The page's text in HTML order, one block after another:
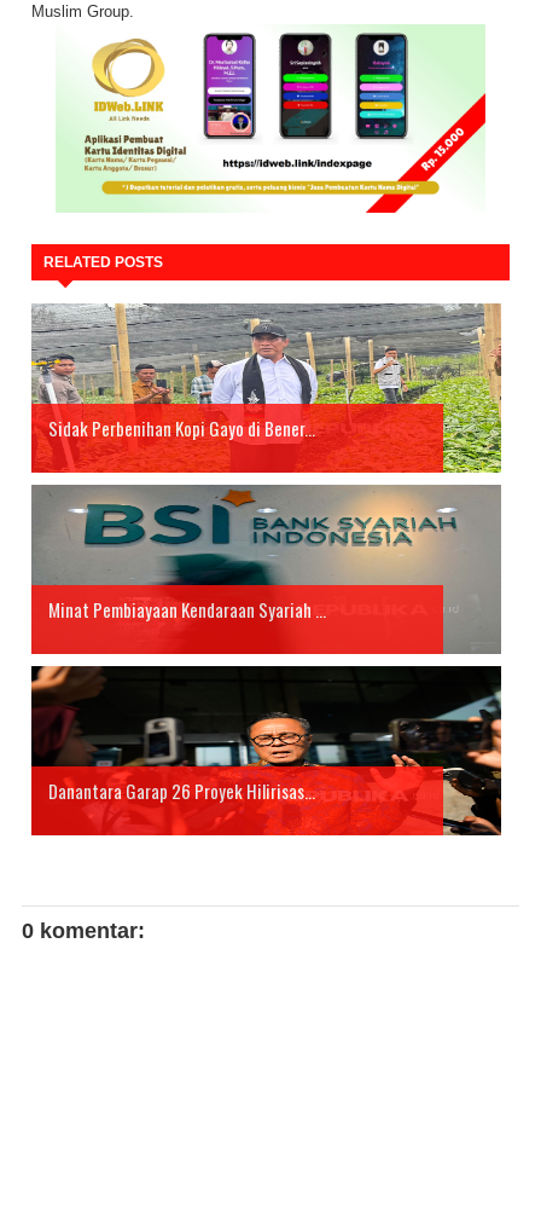
Muslim Group.
RELATED POSTS
Sidak Perbenihan Kopi Gayo di Bener...
Minat Pembiayaan Kendaraan Syariah ...
Danantara Garap 26 Proyek Hilirisas...
0 komentar: